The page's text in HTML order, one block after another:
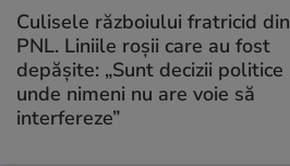
Culisele războiului fratricid din
PNL. Liniile roșii care au fost
depășite: „Sunt decizii politice
unde nimeni nu are voie să
interfereze”